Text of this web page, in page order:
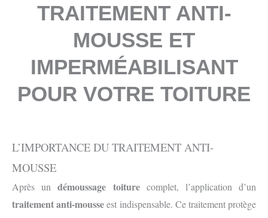
TRAITEMENT ANTI-
MOUSSE ET
IMPERMÉABILISANT
POUR VOTRE TOITURE
L’IMPORTANCE DU TRAITEMENT ANTI-
MOUSSE
Après undémoussage toiturecomplet, l’application d’un
traitement anti-mousseest indispensable. Ce traitement protège